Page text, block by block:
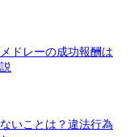
ドレーの成功報酬は
いことは？違法行為